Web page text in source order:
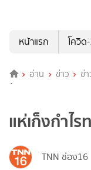
หน้าแรก
โควิด
อ่าน ข่าว ข่
ล้าน
แห่เก็งกำไ
TNN ช่อง16